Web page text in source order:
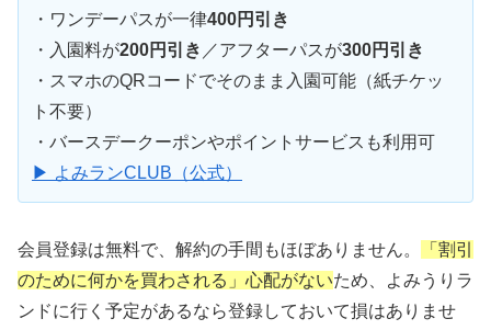
・ワンデーパスが一律400円引き
・入園料が200円引き ／アフターパスが300円引き
・スマホのQRコードでそのまま入園可能（紙チケッ
ト不要）
・バースデークーポンやポイントサービスも利用可
▶ よみランCLUB（公式）
会員登録は無料で、解約の手間もほぼありません。
「割引
のために何かを買わされる」心配がないため、よみうりラ
ンドに行く予定があるなら登録しておいて損はありませ